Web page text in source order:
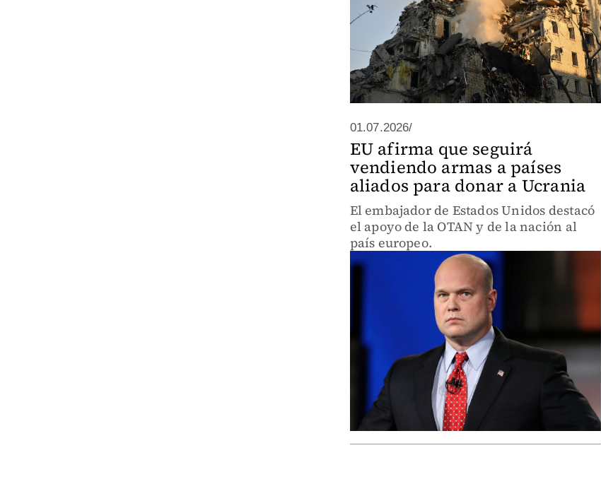
01.07.2026/
EU afirma que seguirá
vendiendo armas a países
aliados para donar a Ucrania
El embajador de Estados Unidos destacó
el apoyo de la OTAN y de la nación al
país europeo.